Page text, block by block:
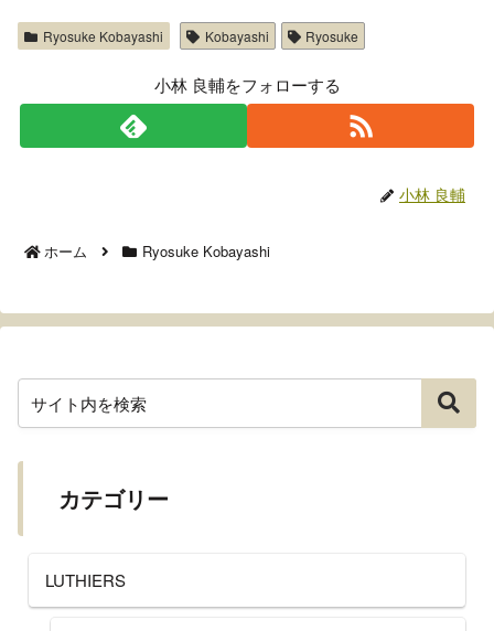
Ryosuke Kobayashi Kobayashi Ryosuke
小林 良輔をフォローする
小林 良輔
ホーム Ryosuke Kobayashi
カテゴリー
LUTHIERS